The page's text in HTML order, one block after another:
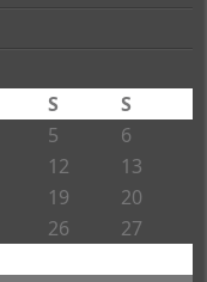
S S
5 6
12 13
19 20
26
27